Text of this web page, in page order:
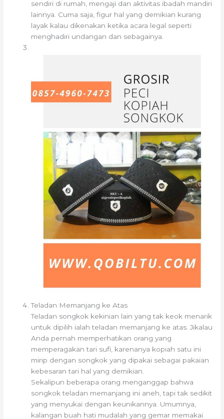
sendiri di rumah, mengaji dan aktivitas ibadah mandiri
lainnya. Cuma saja, figur hal yang demikian kurang
layak kalau dikenakan ketika acara legal seperti
menghadiri undangan dan sebagainya.
Teladan Memanjang ke Atas
Teladan songkok kekinian lain yang tak keok menarik
untuk dipilih ialah teladan memanjang ke atas. Jikalau
Anda pernah memperhatikan orang yang
memperagakan tari sufi, karenanya kopiah satu ini
mirip dengan songkok yang dipakai sebagai pakaian
kebesaran tari hal yang demikian.
Sekalipun beberapa orang menganggap bahwa
songkok teladan memanjang ini aneh, tapi tak sedikit
yang menyukai dengan keunikannya. Umumnya,
kalangan buah hati mudalah yang gemar memakai